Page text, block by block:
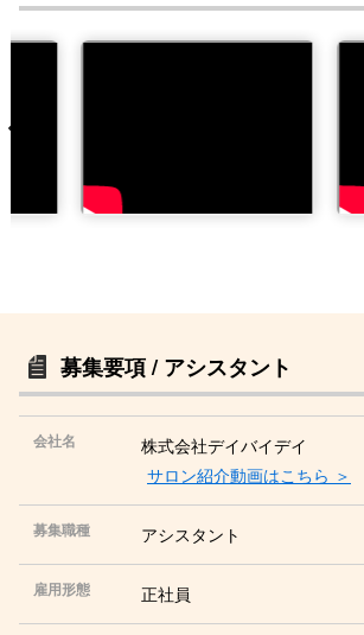
募集要項 / アシスタント
会社名
株式会社デイバイデイ
サロン紹介動画はこちら ＞
募集職種 アシスタント
雇用形態 正社員